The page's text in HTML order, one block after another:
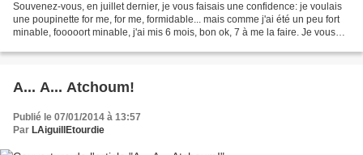
Souvenez-vous, en juillet dernier, je vous faisais une confidence: je voulais
une poupinette for me, for me, formidable... mais comme j'ai été un peu fort
minable, fooooort minable, j'ai mis 6 mois, bon ok, 7 à me la faire. Je vous
A... A... Atchoum!
Publié le 07/01/2014 à 13:57
Par LAiguillEtourdie